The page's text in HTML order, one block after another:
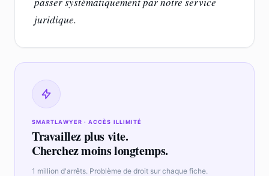
juridique.
SMARTLAWYER · ACCÈS ILLIMITÉ
Travaillez plus vite.
Cherchez moins longtemps.
1 million d'arrêts. Problème de droit sur chaque fiche.